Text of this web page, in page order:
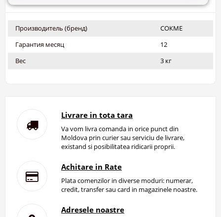
Производитель (бренд)
СОКМЕ
Гарантия месяц
12
Вес
3 кг
Livrare in tota tara
Va vom livra comanda in orice punct din
Moldova prin curier sau serviciu de livrare,
existand si posibilitatea ridicarii proprii.
Achitare in Rate
Plata comenzilor in diverse moduri: numerar,
credit, transfer sau card in magazinele noastre.
Adresele noastre